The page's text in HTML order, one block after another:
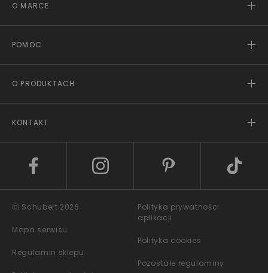
O MARCE
POMOC
O PRODUKTACH
KONTAKT
ⓒ Schubert 2026
Mapa serwisu
Regulamin sklepu
Polityka prywatności
aplikacji
Polityka cookies
Pozostałe regulaminy